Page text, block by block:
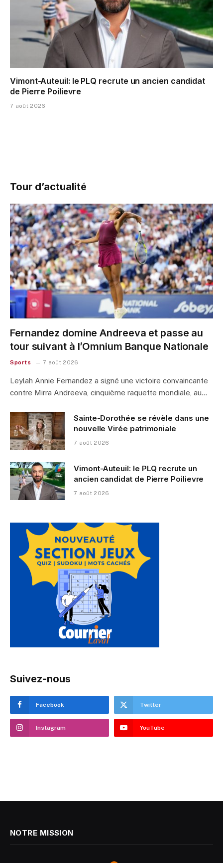
Vimont-Auteuil: le PLQ recrute un ancien candidat
de Pierre Poilievre
7 août 2026
Tour d’actualité
Fernandez domine Andreeva et passe au
tour suivant à l’Omnium Banque Nationale
Sports 7 août 2026
Leylah Annie Fernandez a signé une victoire convaincante
contre Mirra Andreeva, cinquième raquette mondiale, au…
Sainte-Dorothée se révèle dans une
nouvelle Virée patrimoniale
7 août 2026
Vimont-Auteuil: le PLQ recrute un
ancien candidat de Pierre Poilievre
7 août 2026
Suivez-nous
Facebook Twitter
Instagram YouTube
NOTRE MISSION